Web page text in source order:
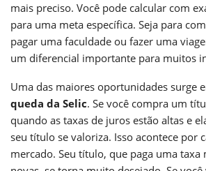
mais preciso. Você pode calcular com
para uma meta específica. Seja para
pagar uma faculdade ou fazer uma
um diferencial importante para muitos
Uma das maiores oportunidades surge
queda da Selic. Se você compra um
quando as taxas de juros estão altas e
seu título se valoriza. Isso acontece por
mercado. Seu título, que paga uma taxa